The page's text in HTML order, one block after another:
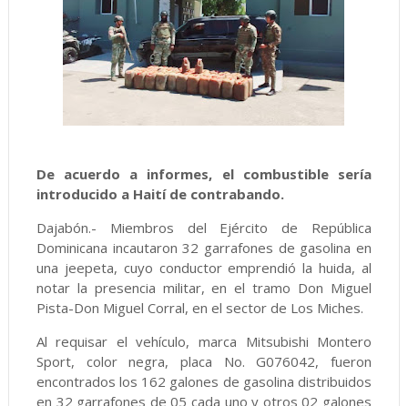
De acuerdo a informes, el combustible sería
introducido a Haití de contrabando.
Dajabón.- Miembros del Ejército de República
Dominicana incautaron 32 garrafones de gasolina en
una jeepeta, cuyo conductor emprendió la huida, al
notar la presencia militar, en el tramo Don Miguel
Pista-Don Miguel Corral, en el sector de Los Miches.
Al requisar el vehículo, marca Mitsubishi Montero
Sport, color negra, placa No. G076042, fueron
encontrados los 162 galones de gasolina distribuidos
en 32 garrafones de 05 cada uno y otros 02 galones